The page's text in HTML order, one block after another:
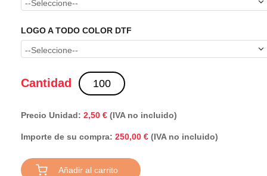
LOGO A TODO COLOR DTF
Cantidad
Precio Unidad: 2,50 € (IVA no incluido)
Importe de su compra: 250,00 € (IVA no incluido)
Añadir al carrito